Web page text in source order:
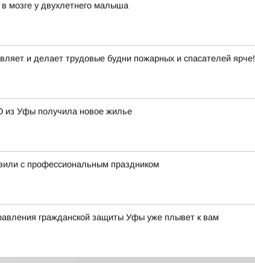
мозге у двухлетнего малыша
и делает трудовые будни пожарных и спасателей ярче!
из Уфы получила новое жилье
с профессиональным праздником
гражданской защиты Уфы уже плывет к вам